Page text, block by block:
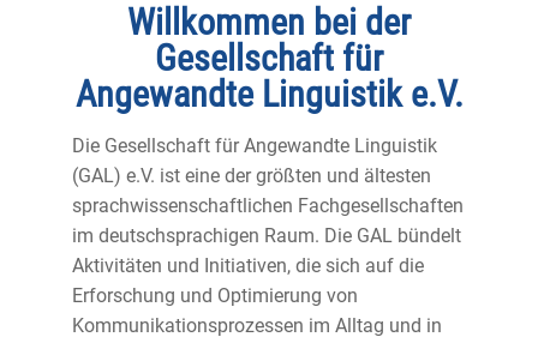
Willkommen bei der
Gesellschaft für
Angewandte Linguistik e.V.
Die Gesellschaft für Angewandte Linguistik
(GAL) e.V. ist eine der größten und ältesten
sprachwissenschaftlichen Fachgesellschaften
im deutschsprachigen Raum. Die GAL bündelt
Aktivitäten und Initiativen, die sich auf die
Erforschung und Optimierung von
Kommunikationsprozessen im Alltag und in